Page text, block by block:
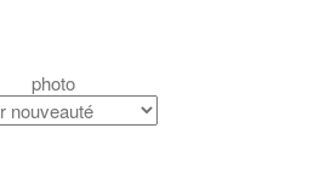
photo